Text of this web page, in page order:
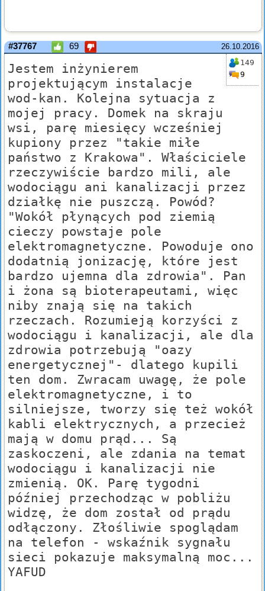
26.10.2016
#37767 69
149
9
Jestem inżynierem
projektującym instalacje
wod-kan. Kolejna sytuacja z
mojej pracy. Domek na skraju
wsi, parę miesięcy wcześniej
kupiony przez "takie miłe
państwo z Krakowa". Właściciele
rzeczywiście bardzo mili, ale
wodociągu ani kanalizacji przez
działkę nie puszczą. Powód?
"Wokół płynących pod ziemią
cieczy powstaje pole
elektromagnetyczne. Powoduje ono
dodatnią jonizację, które jest
bardzo ujemna dla zdrowia". Pan
i żona są bioterapeutami, więc
niby znają się na takich
rzeczach. Rozumieją korzyści z
wodociągu i kanalizacji, ale dla
zdrowia potrzebują "oazy
energetycznej"- dlatego kupili
ten dom. Zwracam uwagę, że pole
elektromagnetyczne, i to
silniejsze, tworzy się też wokół
kabli elektrycznych, a przecież
mają w domu prąd... Są
zaskoczeni, ale zdania na temat
wodociągu i kanalizacji nie
zmienią. OK. Parę tygodni
później przechodząc w pobliżu
widzę, że dom został od prądu
odłączony. Złośliwie spoglądam
na telefon - wskaźnik sygnału
sieci pokazuje maksymalną moc...
YAFUD